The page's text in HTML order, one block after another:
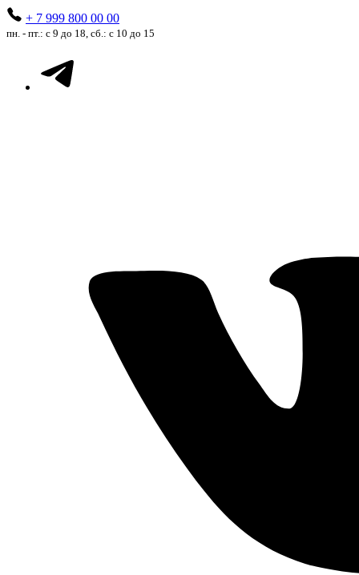
+ 7 999 800 00 00
пн. - пт.: с 9 до 18, сб.: с 10 до 15